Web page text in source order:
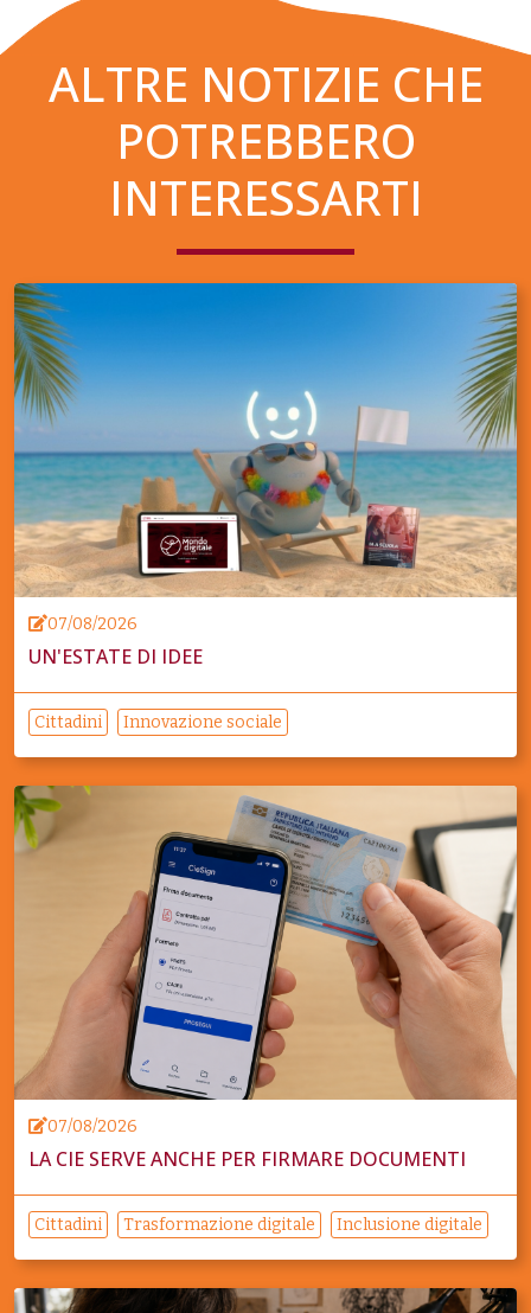
ALTRE NOTIZIE CHE
POTREBBERO
INTERESSARTI
07/08/2026
UN'ESTATE DI IDEE
Cittadini Innovazione sociale
07/08/2026
LA CIE SERVE ANCHE PER FIRMARE DOCUMENTI
Cittadini Trasformazione digitale Inclusione digitale